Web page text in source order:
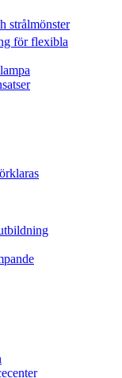
strålmönster
för flexibla